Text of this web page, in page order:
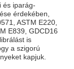
és iparág-
érdekében,
ASTM E220,
E839, GDCD16
is
a szigorú
kapjuk.